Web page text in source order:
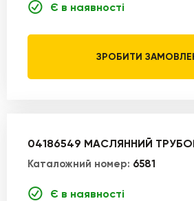
Є в наявності
ЗРОБИТИ
04186549 МАСЛЯННИЙ
Каталожний номер: 6581
Є в наявності